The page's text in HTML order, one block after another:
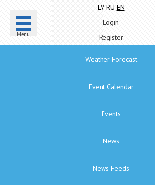
Menu
LV RU EN
Login
Register
Weather Forecast
Event Calendar
Events
News
News Feeds